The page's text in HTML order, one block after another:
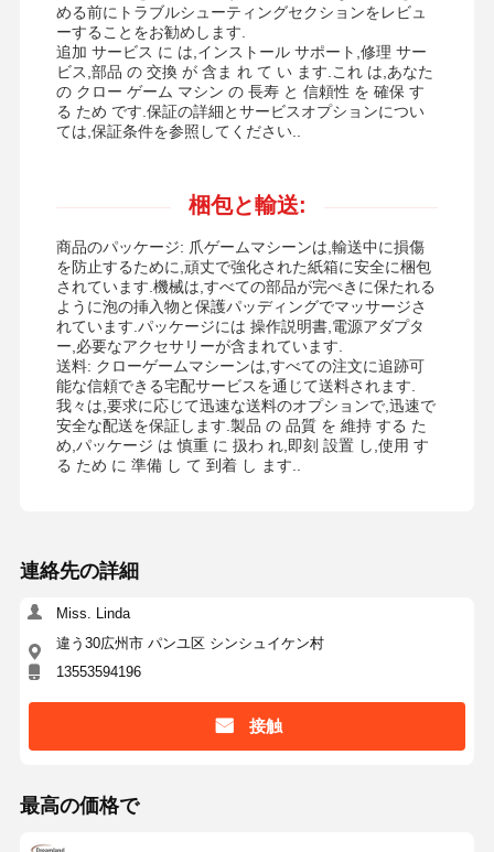
める前にトラブルシューティングセクションをレビュ
ーすることをお勧めします.
追加 サービス に は,インストール サポート,修理 サー
ビス,部品 の 交換 が 含ま れ て い ます.これ は,あなた
の クロー ゲーム マシン の 長寿 と 信頼性 を 確保 す
る ため です.保証の詳細とサービスオプションについ
ては,保証条件を参照してください..
梱包と輸送:
商品のパッケージ: 爪ゲームマシーンは,輸送中に損傷
を防止するために,頑丈で強化された紙箱に安全に梱包
されています.機械は,すべての部品が完ぺきに保たれる
ように泡の挿入物と保護パッディングでマッサージさ
れています.パッケージには 操作説明書,電源アダプタ
ー,必要なアクセサリーが含まれています.
送料: クローゲームマシーンは,すべての注文に追跡可
能な信頼できる宅配サービスを通じて送料されます.
我々は,要求に応じて迅速な送料のオプションで,迅速で
安全な配送を保証します.製品 の 品質 を 維持 する た
め,パッケージ は 慎重 に 扱わ れ,即刻 設置 し,使用 す
る ため に 準備 し て 到着 し ます..
連絡先の詳細
Miss. Linda
違う30広州市 パンユ区 シンシュイケン村
13553594196
接触
最高の価格で